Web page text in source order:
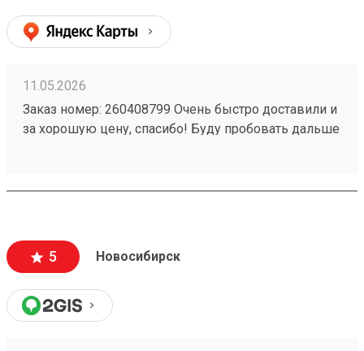
11.05.2026
Заказ номер: 260408799 Очень быстро доставили и
за хорошую цену, спасибо! Буду пробовать дальше
5 Новосибирск